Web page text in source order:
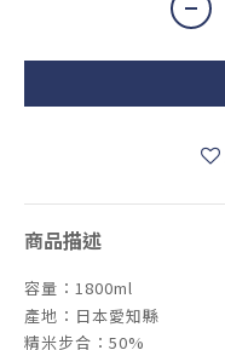
商品描述
容量：1800ml
產地：日本愛知縣
精米步合：50%